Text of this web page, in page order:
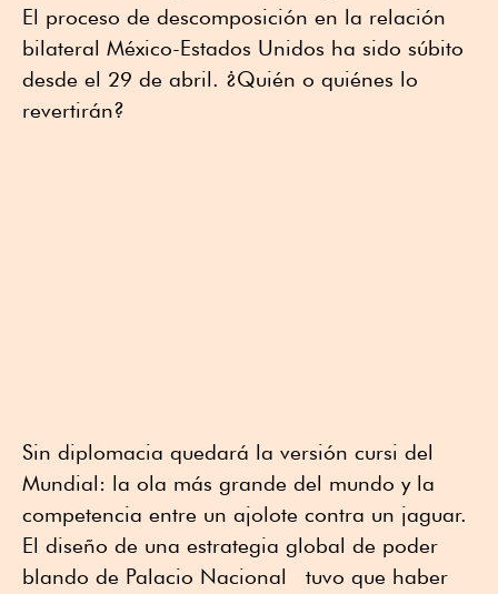
El proceso de descomposición en la relación
bilateral México-Estados Unidos ha sido súbito
desde el 29 de abril. ¿Quién o quiénes lo
revertirán?
Sin diplomacia quedará la versión cursi del
Mundial: la ola más grande del mundo y la
competencia entre un ajolote contra un jaguar.
El diseño de una estrategia global de poder
blando de Palacio Nacional tuvo que haber